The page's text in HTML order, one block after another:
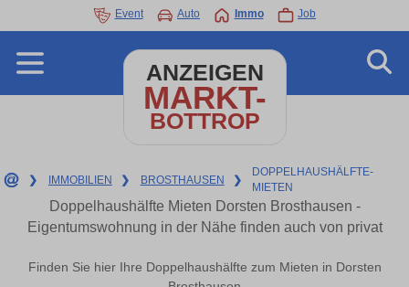
Event Auto Immo Job
ANZEIGEN
MARKT-
BOTTROP
❯ IMMOBILIEN ❯ BROSTHAUSEN ❯
DOPPELHAUSHÄLFTE-
MIETEN
Doppelhaushälfte Mieten Dorsten Brosthausen -
Eigentumswohnung in der Nähe finden auch von privat
Finden Sie hier Ihre Doppelhaushälfte zum Mieten in Dorsten